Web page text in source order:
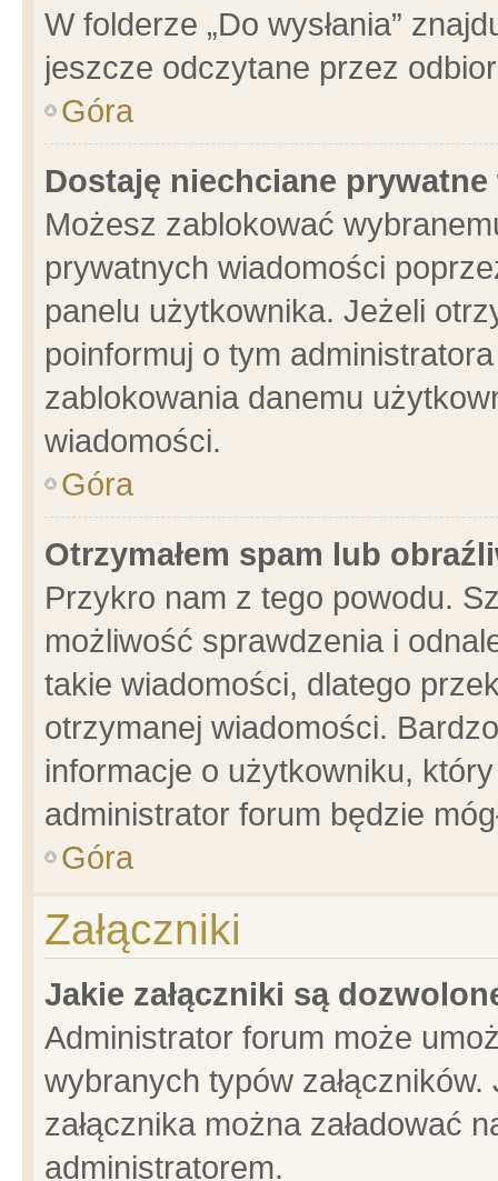
W folderze „Do wysłania”
jeszcze odczytane przez
Góra
Dostaję niechciane
Możesz zablokować
prywatnych wiadomości
panelu użytkownika. Jeżeli
poinformuj o tym
zablokowania danemu
wiadomości.
Góra
Otrzymałem spam lub
Przykro nam z tego powodu.
możliwość sprawdzenia i
takie wiadomości, dlatego
otrzymanej wiadomości.
informacje o użytkowniku,
administrator forum będzie
Góra
Załączniki
Jakie załączniki są
Administrator forum może
wybranych typów
załącznika można załadować
administratorem.